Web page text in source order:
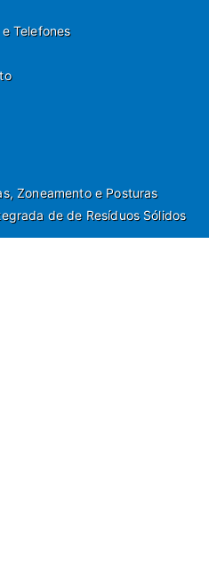
Telefones
Zoneamento e Posturas
de de Resíduos Sólidos